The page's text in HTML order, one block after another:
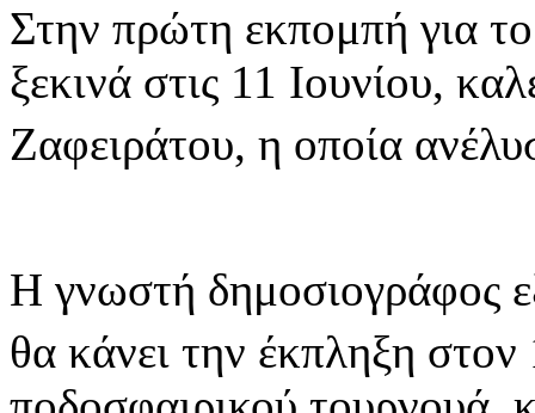
Στην πρώτη εκπομπή για
ξεκινά στις 11 Ιουνίου,
Ζαφειράτου, η οποία
Η γνωστή δημοσιογράφος
θα κάνει την έκπληξη στον